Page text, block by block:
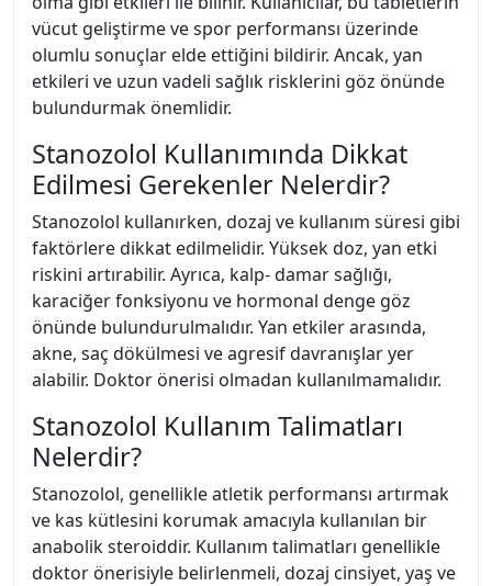
vücut geliştirme ve spor performansı üzerinde
olumlu sonuçlar elde ettiğini bildirir. Ancak, yan
etkileri ve uzun vadeli sağlık risklerini göz önünde
bulundurmak önemlidir.
Stanozolol Kullanımında Dikkat
Edilmesi Gerekenler Nelerdir?
Stanozolol kullanırken, dozaj ve kullanım süresi gibi
faktörlere dikkat edilmelidir. Yüksek doz, yan etki
riskini artırabilir. Ayrıca, kalp- damar sağlığı,
karaciğer fonksiyonu ve hormonal denge göz
önünde bulundurulmalıdır. Yan etkiler arasında,
akne, saç dökülmesi ve agresif davranışlar yer
alabilir. Doktor önerisi olmadan kullanılmamalıdır.
Stanozolol Kullanım Talimatları
Nelerdir?
Stanozolol, genellikle atletik performansı artırmak
ve kas kütlesini korumak amacıyla kullanılan bir
anabolik steroiddir. Kullanım talimatları genellikle
doktor önerisiyle belirlenmeli, dozaj cinsiyet, yaş ve